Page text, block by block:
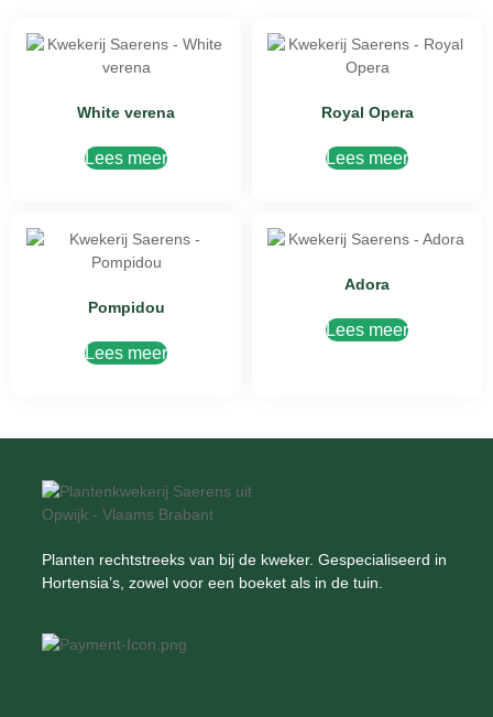
White verena
Lees meer
Royal Opera
Lees meer
Pompidou
Lees meer
Adora
Lees meer
Planten rechtstreeks van bij de kweker. Gespecialiseerd in
Hortensia’s, zowel voor een boeket als in de tuin.